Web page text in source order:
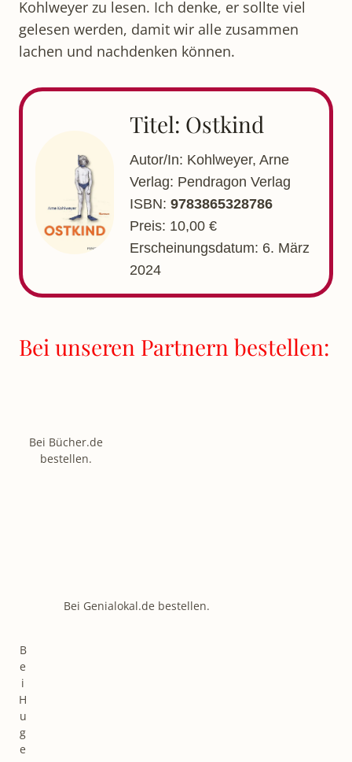
Kohlweyer zu lesen. Ich denke, er sollte viel
gelesen werden, damit wir alle zusammen
lachen und nachdenken können.
Titel: Ostkind
Autor/In: Kohlweyer, Arne
Verlag: Pendragon Verlag
ISBN: 9783865328786
Preis: 10,00 €
Erscheinungsdatum: 6. März
2024
Bei unseren Partnern bestellen:
Bei Bücher.de
bestellen.
Bei Genialokal.de bestellen.
B
e
i
H
u
g
e